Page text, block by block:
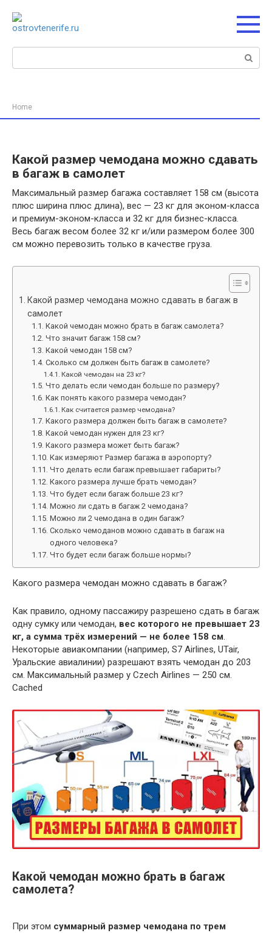
контенту
Поиск:
Home
Какой размер чемодана можно сдавать
в багаж в самолет
Максимальный размер багажа составляет 158 см (высота
плюс ширина плюс длина), вес — 23 кг для эконом-класса
и премиум-эконом-класса и 32 кг для бизнес-класса.
Весь багаж весом более 32 кг и/или размером более 300
см можно перевозить только в качестве груза.
Какой размер чемодана можно сдавать в багаж в
самолет
Какой чемодан можно брать в багаж самолета?
Что значит багаж 158 см?
Какой чемодан 158 см?
Сколько см должен быть багаж в самолете?
Какой чемодан на 23 кг?
Что делать если чемодан больше по размеру?
Как понять какого размера чемодан?
Как считается размер чемодана?
Какого размера должен быть багаж в самолете?
Какой чемодан нужен для 23 кг?
Какого размера может быть багаж?
Как измеряют Размер багажа в аэропорту?
Что делать если багаж превышает габариты?
Какого размера лучше брать чемодан?
Что будет если багаж больше 23 кг?
Можно ли сдать в багаж 2 чемодана?
Можно ли 2 чемодана в один багаж?
Сколько чемоданов можно сдавать в багаж на
одного человека?
Что будет если багаж больше нормы?
Какого размера чемодан можно сдавать в багаж?
Как правило, одному пассажиру разрешено сдать в багаж
одну сумку или чемодан, вес которого не превышает 23
кг, а сумма трёх измерений — не более 158 см.
Некоторые авиакомпании (например, S7 Airlines, UTair,
Уральские авиалинии) разрешают взять чемодан до 203
см. Максимальный размер у Czech Airlines — 250 см.
Cached
Какой чемодан можно брать в багаж
самолета?
При этом суммарный размер чемодана по трем